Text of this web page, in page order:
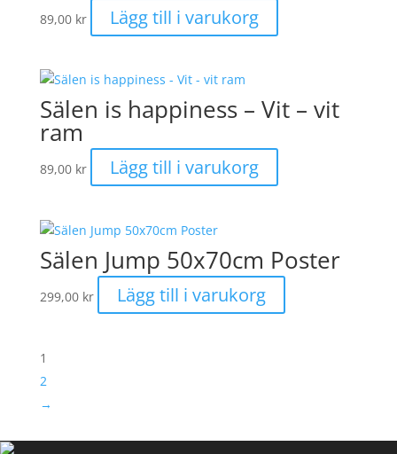
89,00 kr Lägg till i varukorg
Sälen is happiness – Vit – vit
ram
89,00 kr Lägg till i varukorg
Sälen Jump 50x70cm Poster
299,00 kr Lägg till i varukorg
1
2
→